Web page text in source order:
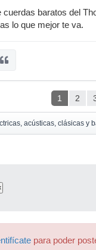
cuerdas baratos del
lo que mejor te va.
1 2
acústicas, clásicas y
para poder